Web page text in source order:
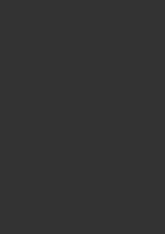
MULTI-